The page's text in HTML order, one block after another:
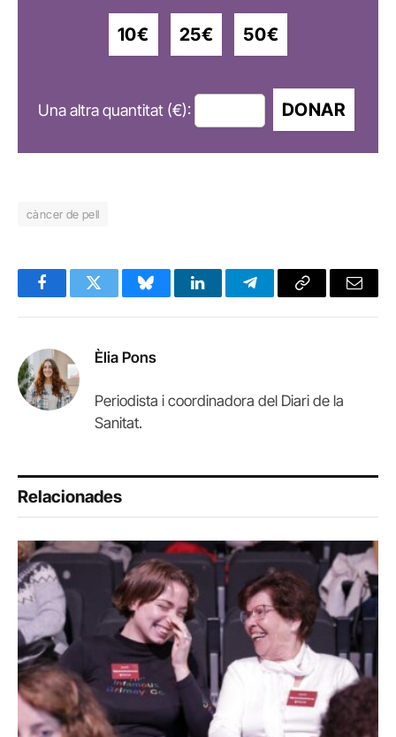
10€ 25€ 50€
Una altra quantitat (€): DONAR
càncer de pell
FacebookTwitter BlueskyLinkedInTelegramCopy
Email
Èlia Pons
Periodista i coordinadora del Diari de la
Sanitat.
Relacionades